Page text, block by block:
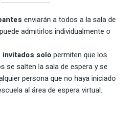
enviarán a todos a la sala de
admitirlos individualmente o
invitados solopermiten que los
se salten la sala de espera y se
persona que no haya iniciado
al área de espera virtual.